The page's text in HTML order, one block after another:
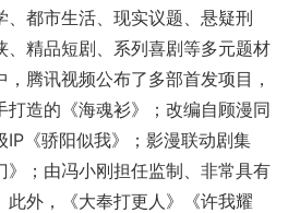
、都市生活、现实议题、悬疑刑
、精品短剧、系列喜剧等多元题材
腾讯视频公布了多部首发项目，
打造的《海魂衫》；改编自顾漫同
IP《骄阳似我》；影漫联动剧集
》；由冯小刚担任监制、非常具有
此外，《大奉打更人》《许我耀